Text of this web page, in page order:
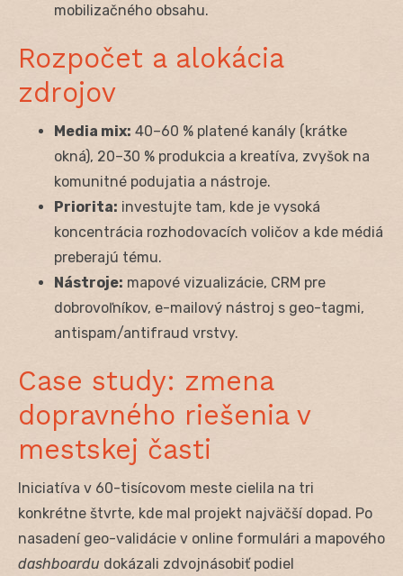
mobilizačného obsahu.
Rozpočet a alokácia
zdrojov
Media mix: 40–60 % platené kanály (krátke
okná), 20–30 % produkcia a kreatíva, zvyšok na
komunitné podujatia a nástroje.
Priorita: investujte tam, kde je vysoká
koncentrácia rozhodovacích voličov a kde médiá
preberajú tému.
Nástroje: mapové vizualizácie, CRM pre
dobrovoľníkov, e-mailový nástroj s geo-tagmi,
antispam/antifraud vrstvy.
Case study: zmena
dopravného riešenia v
mestskej časti
Iniciatíva v 60-tisícovom meste cielila na tri
konkrétne štvrte, kde mal projekt najväčší dopad. Po
nasadení geo-validácie v online formulári a mapového
dashboardu dokázali zdvojnásobiť podiel